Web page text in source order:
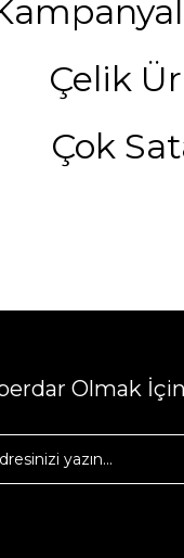
Çelik
Çok
Olmak